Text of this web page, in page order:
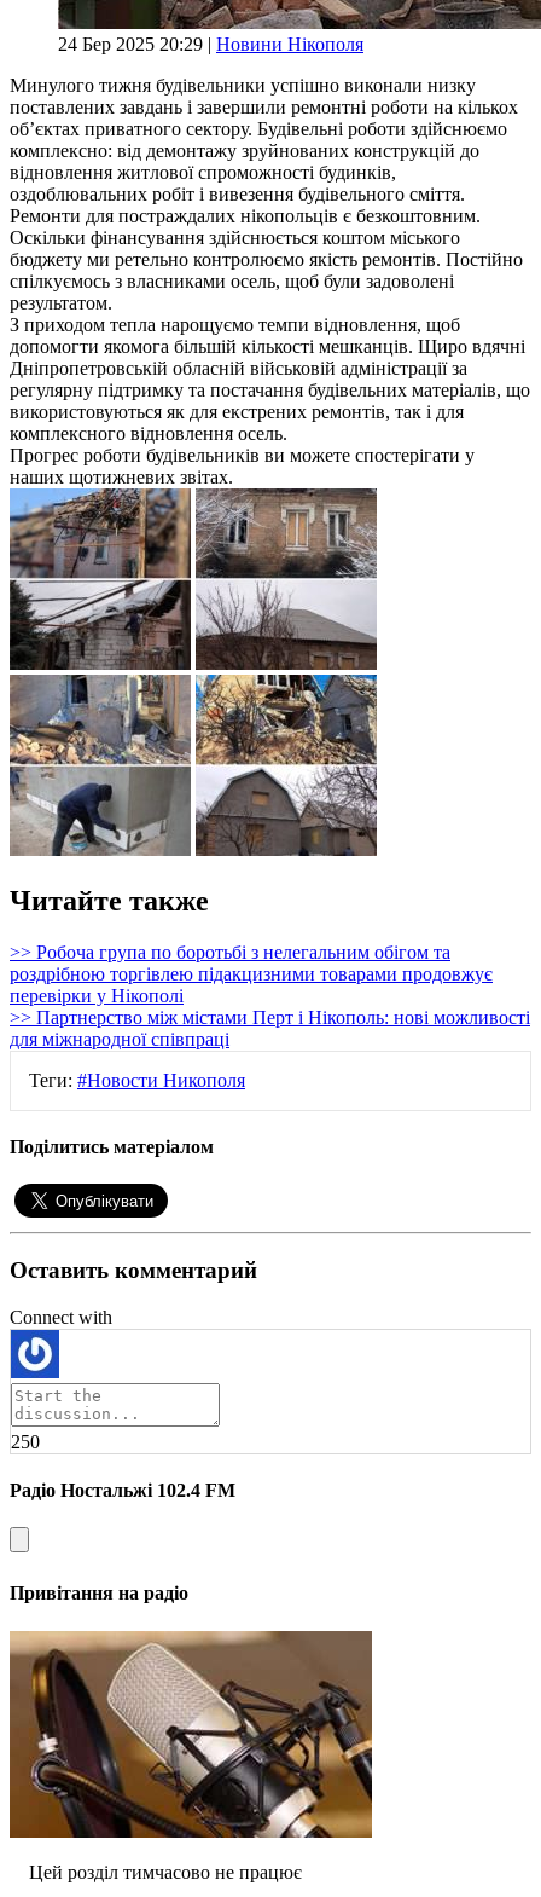
24 Бер 2025 20:29 | Новини Нікополя
Минулого тижня будівельники успішно виконали низку
поставлених завдань і завершили ремонтні роботи на кількох
об’єктах приватного сектору. Будівельні роботи здійснюємо
комплексно: від демонтажу зруйнованих конструкцій до
відновлення житлової спроможності будинків,
оздоблювальних робіт і вивезення будівельного сміття.
Ремонти для постраждалих нікопольців є безкоштовним.
Оскільки фінансування здійснюється коштом міського
бюджету ми ретельно контролюємо якість ремонтів. Постійно
спілкуємось з власниками осель, щоб були задоволені
результатом.
З приходом тепла нарощуємо темпи відновлення, щоб
допомогти якомога більшій кількості мешканців. Щиро вдячні
Дніпропетровській обласній військовій адміністрації за
регулярну підтримку та постачання будівельних матеріалів, що
використовуються як для екстрених ремонтів, так і для
комплексного відновлення осель.
Прогрес роботи будівельників ви можете спостерігати у
наших щотижневих звітах.
Читайте также
>> Робоча група по боротьбі з нелегальним обігом та
роздрібною торгівлею підакцизними товарами продовжує
перевірки у Нікополі
>> Партнерство між містами Перт і Нікополь: нові можливості
для міжнародної співпраці
Теги: #Новости Никополя
Поділитись матеріалом
Оставить комментарий
Connect with
250
Радіо Ностальжі 102.4 FM
Привітання на радіо
Цей розділ тимчасово не працює